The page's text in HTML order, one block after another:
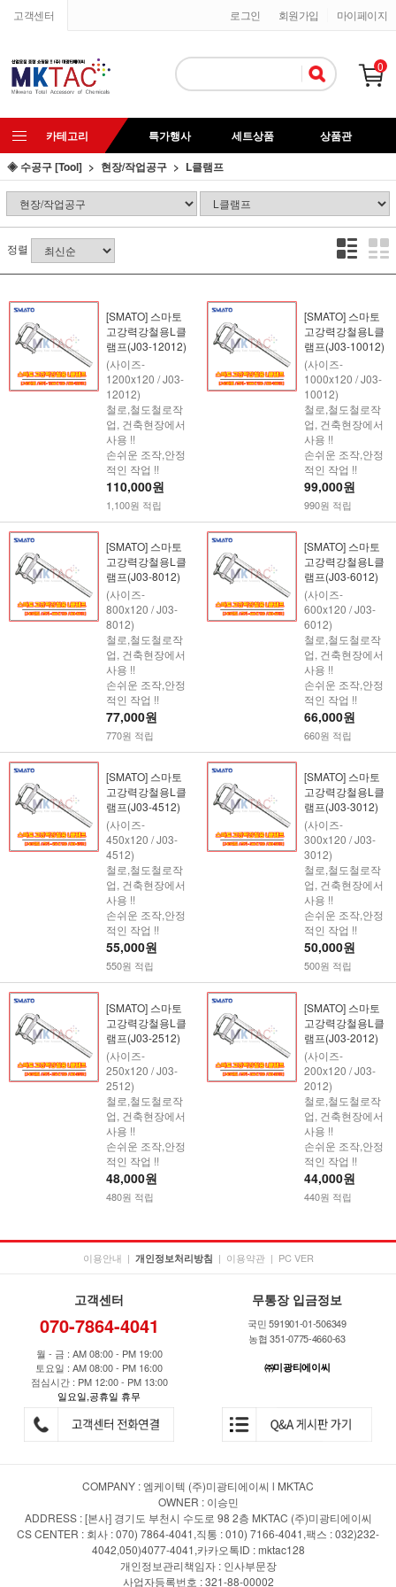
고객센터 마이페이지
회원가입
로그인
0
카테고리 특가행사 세트상품
상품관
◈ 수공구 [Tool]
현장/작업공구 L클램프
정렬
[SMATO] 스마토
고강력강철용L클
램프(J03-12012)
(사이즈-
1200x120 / J03-
12012)
철로,철도철로작
업, 건축현장에서
사용 !!
손쉬운 조작,안정
적인 작업 !!
110,000원
1,100원 적립
[SMATO] 스마토
고강력강철용L클
램프(J03-10012)
(사이즈-
1000x120 / J03-
10012)
철로,철도철로작
업, 건축현장에서
사용 !!
손쉬운 조작,안정
적인 작업 !!
99,000원
990원 적립
[SMATO] 스마토
고강력강철용L클
램프(J03-8012)
(사이즈-
800x120 / J03-
8012)
철로,철도철로작
업, 건축현장에서
사용 !!
손쉬운 조작,안정
적인 작업 !!
77,000원
770원 적립
[SMATO] 스마토
고강력강철용L클
램프(J03-6012)
(사이즈-
600x120 / J03-
6012)
철로,철도철로작
업, 건축현장에서
사용 !!
손쉬운 조작,안정
적인 작업 !!
66,000원
660원 적립
[SMATO] 스마토
고강력강철용L클
램프(J03-4512)
(사이즈-
450x120 / J03-
4512)
철로,철도철로작
업, 건축현장에서
사용 !!
손쉬운 조작,안정
적인 작업 !!
55,000원
550원 적립
[SMATO] 스마토
고강력강철용L클
램프(J03-3012)
(사이즈-
300x120 / J03-
3012)
철로,철도철로작
업, 건축현장에서
사용 !!
손쉬운 조작,안정
적인 작업 !!
50,000원
500원 적립
[SMATO] 스마토
고강력강철용L클
램프(J03-2512)
(사이즈-
250x120 / J03-
2512)
철로,철도철로작
업, 건축현장에서
사용 !!
손쉬운 조작,안정
적인 작업 !!
48,000원
480원 적립
[SMATO] 스마토
고강력강철용L클
램프(J03-2012)
(사이즈-
200x120 / J03-
2012)
철로,철도철로작
업, 건축현장에서
사용 !!
손쉬운 조작,안정
적인 작업 !!
44,000원
440원 적립
이용안내 | 개인정보처리방침 | 이용약관 | PC VER
고객센터
070-7864-4041
월 - 금 : AM 08:00 - PM 19:00
토요일 : AM 08:00 - PM 16:00
점심시간 : PM 12:00 - PM 13:00
일요일,공휴일 휴무
무통장 입금정보
국민 591901-01-506349
농협 351-0775-4660-63
㈜미광티에이씨
COMPANY : 엠케이텍 (주)미광티에이씨 l MKTAC
OWNER : 이승민
ADDRESS : [본사] 경기도 부천시 수도로 98 2층 MKTAC (주)미광티에이씨
CS CENTER : 회사 : 070) 7864-4041,직통 : 010) 7166-4041,팩스 : 032)232-
4042,050)4077-4041,카카오톡ID : mktac128
개인정보관리책임자 : 인사부문장
사업자등록번호 : 321-88-00002